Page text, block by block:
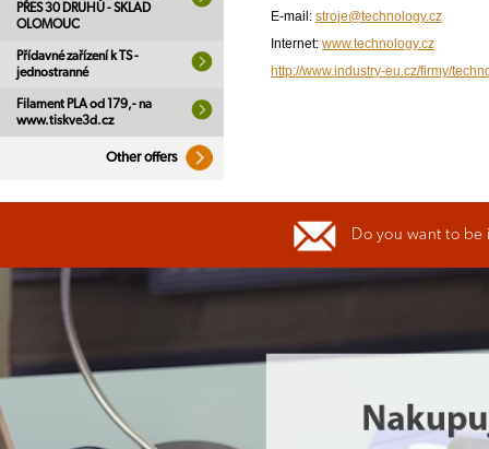
PŘES 30 DRUHŮ - SKLAD
OLOMOUC
Přídavné zařízení k TS -
jednostranné
Filament PLA od 179,- na
www.tiskve3d.cz
Other offers
E-mail: stroje@technology.cz
Internet: www.technology.cz
http://www.industry-eu.cz/firmy/
Do you want to